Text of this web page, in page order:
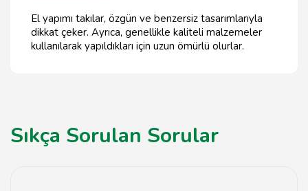
El yapımı takılar, özgün ve benzersiz tasarımlarıyla
dikkat çeker. Ayrıca, genellikle kaliteli malzemeler
kullanılarak yapıldıkları için uzun ömürlü olurlar.
Sıkça Sorulan Sorular